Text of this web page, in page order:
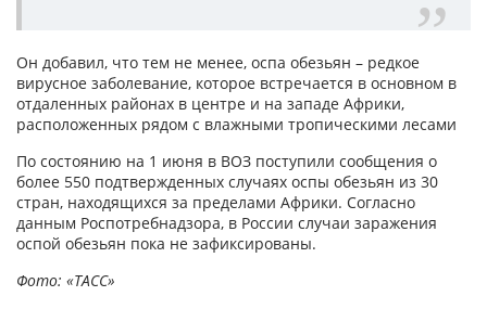
Он добавил, что тем не менее, оспа обезьян – редкое
вирусное заболевание, которое встречается в основном в
отдаленных районах в центре и на западе Африки,
расположенных рядом с влажными тропическими лесами
По состоянию на 1 июня в ВОЗ поступили сообщения о
более 550 подтвержденных случаях оспы обезьян из 30
стран, находящихся за пределами Африки. Согласно
данным Роспотребнадзора, в России случаи заражения
оспой обезьян пока не зафиксированы.
Фото: «ТАСС»